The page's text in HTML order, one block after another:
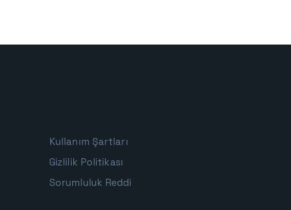
Kullanım Şartları
Gizlilik Politikası
Sorumluluk Reddi